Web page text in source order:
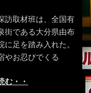
訪取材班は、全国有
街である大分県由布
に足を踏み入れた。
やお忍びでくる
む・・